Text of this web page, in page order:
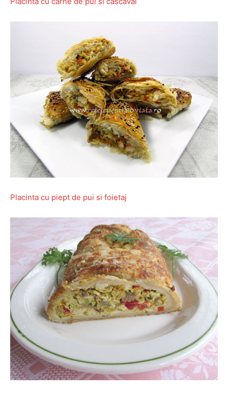
Placinta cu piept de pui si foietaj